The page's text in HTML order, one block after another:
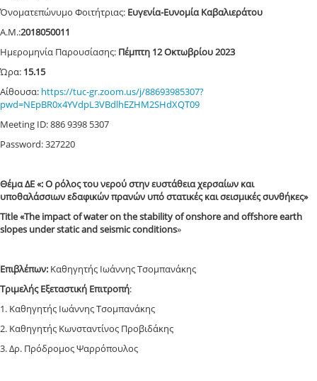
Όνοματεπώνυμο Φοιτήτριας: Ευγενία-Ευνομία Καβαλιεράτου
Α.Μ.:2018050011
Ημερομηνία Παρουσίασης: Πέμπτη 12 Οκτωβρίου 2023
Ώρα: 15.15
Αίθουσα: https://tuc-gr.zoom.us/j/88693985307?
pwd=NEpBR0x4YVdpL3VBdlhEZHM2SHdXQT09
Meeting ID: 886 9398 5307
Password: 327220
Θέμα ΔE «: Ο ρόλος του νερού στην ευστάθεια χερσαίων και
υποθαλάσσιων εδαφικών πρανών υπό στατικές και σεισμικές συνθήκες»
Title «The impact of water on the stability of onshore and offshore earth
slopes under static and seismic conditions»
Επιβλέπων: Καθηγητής Ιωάννης Τσομπανάκης
Τριμελής Εξεταστική Επιτροπή:
1. Καθηγητής Ιωάννης Τσομπανάκης
2. Καθηγητής Κωνσταντίνος Προβιδάκης
3. Δρ. Πρόδρομος Ψαρρόπουλος